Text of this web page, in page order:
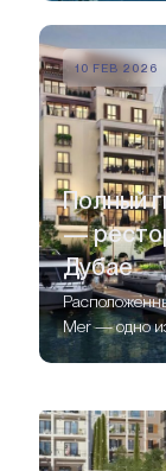
Дубая.
10 FEB 2026
Полный
—
Дубае
Mer — одно
направлений